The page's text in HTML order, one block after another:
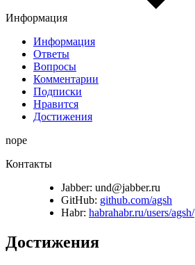
Информация
Информация
Ответы
Вопросы
Комментарии
Подписки
Нравится
Достижения
nope
Контакты
Jabber: und@jabber.ru
GitHub: github.com/agsh
Habr: habrahabr.ru/users/agsh/
Достижения